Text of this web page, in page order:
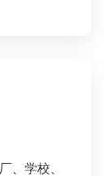
、学校、